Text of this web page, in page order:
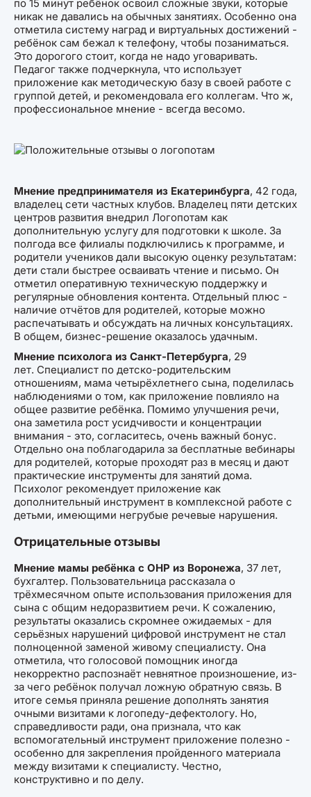
по 15 минут ребёнок освоил сложные звуки, которые
никак не давались на обычных занятиях. Особенно она
отметила систему наград и виртуальных достижений -
ребёнок сам бежал к телефону, чтобы позаниматься.
Это дорогого стоит, когда не надо уговаривать.
Педагог также подчеркнула, что использует
приложение как методическую базу в своей работе с
группой детей, и рекомендовала его коллегам. Что ж,
профессиональное мнение - всегда весомо.
Мнение предпринимателя из Екатеринбурга, 42 года,
владелец сети частных клубов. Владелец пяти детских
центров развития внедрил Логопотам как
дополнительную услугу для подготовки к школе. За
полгода все филиалы подключились к программе, и
родители учеников дали высокую оценку результатам:
дети стали быстрее осваивать чтение и письмо. Он
отметил оперативную техническую поддержку и
регулярные обновления контента. Отдельный плюс -
наличие отчётов для родителей, которые можно
распечатывать и обсуждать на личных консультациях.
В общем, бизнес-решение оказалось удачным.
Мнение психолога из Санкт-Петербурга, 29
лет. Специалист по детско-родительским
отношениям, мама четырёхлетнего сына, поделилась
наблюдениями о том, как приложение повлияло на
общее развитие ребёнка. Помимо улучшения речи,
она заметила рост усидчивости и концентрации
внимания - это, согласитесь, очень важный бонус.
Отдельно она поблагодарила за бесплатные вебинары
для родителей, которые проходят раз в месяц и дают
практические инструменты для занятий дома.
Психолог рекомендует приложение как
дополнительный инструмент в комплексной работе с
детьми, имеющими негрубые речевые нарушения.
Отрицательные отзывы
Мнение мамы ребёнка с ОНР из Воронежа, 37 лет,
бухгалтер. Пользовательница рассказала о
трёхмесячном опыте использования приложения для
сына с общим недоразвитием речи. К сожалению,
результаты оказались скромнее ожидаемых - для
серьёзных нарушений цифровой инструмент не стал
полноценной заменой живому специалисту. Она
отметила, что голосовой помощник иногда
некорректно распознаёт невнятное произношение, из-
за чего ребёнок получал ложную обратную связь. В
итоге семья приняла решение дополнять занятия
очными визитами к логопеду-дефектологу. Но,
справедливости ради, она признала, что как
вспомогательный инструмент приложение полезно -
особенно для закрепления пройденного материала
между визитами к специалисту. Честно,
конструктивно и по делу.